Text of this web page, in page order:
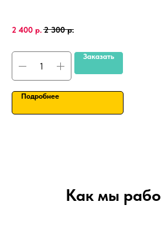
2 400 р. 2 300 р.
Заказать
Подробнее
Как мы